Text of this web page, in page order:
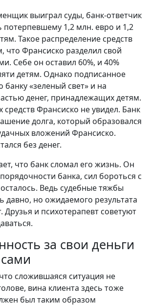
выиграл суды, банк-ответчик
потерпевшему 1,2 млн. евро и 1,2
Такое распределение средств
что Франсиско разделил свой
Себе он оставил 60%, и 40%
детям. Однако подписанное
банку «зеленый свет» и на
денег, принадлежащих детям.
Франсиско не увидел. Банк
долга, который образовался
вложений Франсиско.
без денег.
что банк сломал его жизнь. Он
банка, сил бороться с
Ведь судебные тяжбы
давно, но ожидаемого результата
Друзья и психотерапевт советуют
за свои деньги
сложившаяся ситуация не
вина клиента здесь тоже
был таким образом